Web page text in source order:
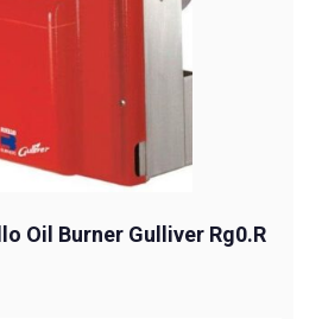
Oil Burner Gulliver Rg0.R